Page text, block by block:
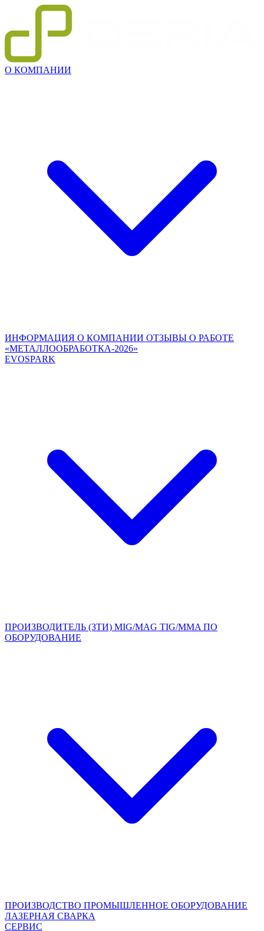
О КОМПАНИИ
ИНФОРМАЦИЯ О КОМПАНИИ ОТЗЫВЫ О РАБОТЕ
«МЕТАЛЛООБРАБОТКА-2026»
EVOSPARK
ПРОИЗВОДИТЕЛЬ (ЗТИ) MIG/MAG TIG/MMA ПО
ОБОРУДОВАНИЕ
ПРОИЗВОДСТВО ПРОМЫШЛЕННОЕ ОБОРУДОВАНИЕ
ЛАЗЕРНАЯ СВАРКА
СЕРВИС